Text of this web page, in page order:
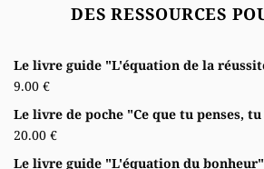
DES RESSOURCES
Le livre guide "L'équation de la
9.00 €
Le livre de poche "Ce que tu penses,
20.00 €
Le livre guide "L'équation du bonheur"